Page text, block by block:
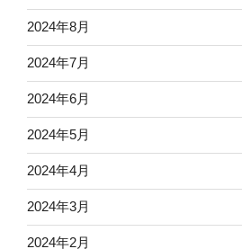
2024年8月
2024年7月
2024年6月
2024年5月
2024年4月
2024年3月
2024年2月